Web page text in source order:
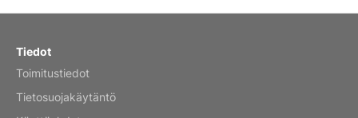
by charles
Tiedot
Toimitustiedot
Tietosuojakäytäntö